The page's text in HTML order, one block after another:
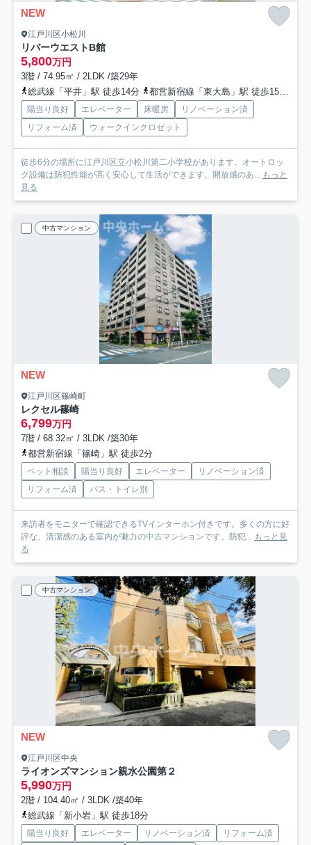
NEW
江戸川区小松川
リバーウエストB館
5,800万円
3階 / 74.95㎡ / 2LDK /築29年
総武線「平井」駅 徒歩14分
都営新宿線「東大島」駅 徒歩15分
陽当り良好 エレベーター 床暖房
リノベーション済
リフォーム済
ウォークインクロゼット
徒歩6分の場所に江戸川区立小松川第二小学校があります。オートロッ
ク設備は防犯性能が高く安心して生活ができます。開放感のあ... もっと
見る
中古マンション
NEW
江戸川区篠崎町
レクセル篠崎
6,799万円
7階 / 68.32㎡ / 3LDK /築30年
都営新宿線「篠崎」駅 徒歩2分
ペット相談 陽当り良好 エレベーター
リノベーション済
リフォーム済
バス・トイレ別
来訪者をモニターで確認できるTVインターホン付きです。多くの方に好
評な、清潔感のある室内が魅力の中古マンションです。防犯... もっと見
る
中古マンション
NEW
江戸川区中央
ライオンズマンション親水公園第２
5,990万円
2階 / 104.40㎡ / 3LDK /築40年
総武線「新小岩」駅 徒歩18分
陽当り良好 エレベーター リノベーション済
リフォーム済